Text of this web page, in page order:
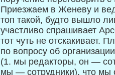
Приезжаем в Женеву и
топ такой, будто вышло
участливо спрашива­ет
тот чуть не отскакивает.
по вопросу об
(1. мы редакторы, он —
мы — сотрудники), что мы